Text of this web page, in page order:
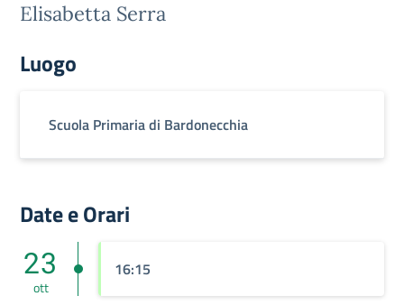
Elisabetta Serra
Luogo
Scuola Primaria di Bardonecchia
Date e Orari
23
ott
16:15